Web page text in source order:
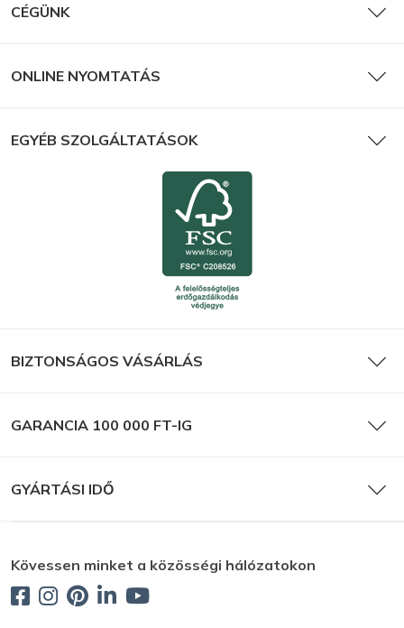
CÉGÜNK
ONLINE NYOMTATÁS
EGYÉB SZOLGÁLTATÁSOK
BIZTONSÁGOS VÁSÁRLÁS
GARANCIA 100 000 FT-IG
GYÁRTÁSI IDŐ
Kövessen minket a közösségi hálózatokon